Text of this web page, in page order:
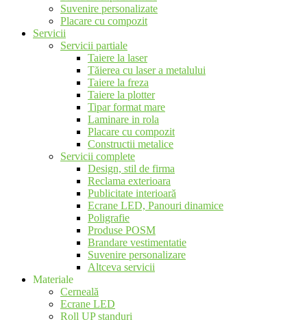
Suvenire personalizate
Placare cu compozit
Servicii
Servicii partiale
Taiere la laser
Tăierea cu laser a metalului
Taiere la freza
Taiere la plotter
Tipar format mare
Laminare in rola
Placare cu compozit
Constructii metalice
Servicii complete
Design, stil de firma
Reclama exterioara
Publicitate interioară
Ecrane LED, Panouri dinamice
Poligrafie
Produse POSM
Brandare vestimentatie
Suvenire personalizare
Altceva servicii
Materiale
Cerneală
Ecrane LED
Roll UP standuri